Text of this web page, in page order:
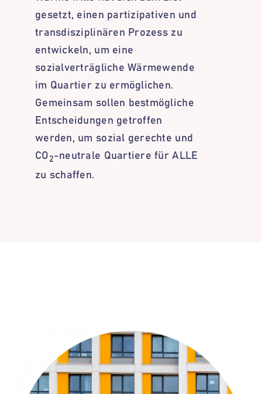
gesetzt, einen partizipativen und
transdisziplinären Prozess zu
entwickeln, um eine
sozialverträgliche Wärmewende
im Quartier zu ermöglichen.
Gemeinsam sollen bestmögliche
Entscheidungen getroffen
werden, um sozial gerechte und
CO 2-neutrale Quartiere für ALLE
zu schaffen.